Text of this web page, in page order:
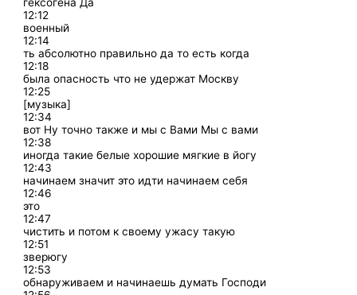
гексогена Да
12:12
военный
12:14
ть абсолютно правильно да то есть когда
12:18
была опасность что не удержат Москву
12:25
[музыка]
12:34
вот Ну точно также и мы с Вами Мы с вами
12:38
иногда такие белые хорошие мягкие в йогу
12:43
начинаем значит это идти начинаем себя
12:46
это
12:47
чистить и потом к своему ужасу такую
12:51
зверюгу
12:53
обнаруживаем и начинаешь думать Господи